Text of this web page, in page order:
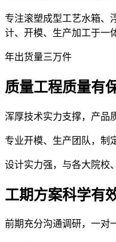
专注滚塑成型工艺水箱、
计、开模、生产加工于一
年出货量三万件
质量工程质量有
浑厚技术实力支撑，产品
专业开模、生产团队，制
设计实力强，与各大院校
工期方案科学有
前期充分沟通调研，一对